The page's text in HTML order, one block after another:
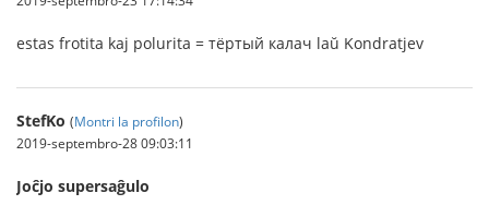
estas frotita kaj polurita = тёртый калач laŭ Kondratjev
StefKo (Montri la profilon)
2019-septembro-28 09:03:11
Joĉjo supersaĝulo